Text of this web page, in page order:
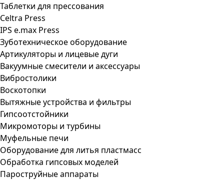
Таблетки для прессования
Celtra Press
IPS e.max Press
Зуботехническое оборудование
Артикуляторы и лицевые дуги
Вакуумные смесители и аксессуары
Вибростолики
Воскотопки
Вытяжные устройства и фильтры
Гипсоотстойники
Микромоторы и турбины
Муфельные печи
Оборудование для литья пластмасс
Обработка гипсовых моделей
Пароструйные аппараты